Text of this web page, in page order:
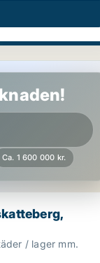
Kolsva
Ca. 1 600 000 kr.
/ lager mm.